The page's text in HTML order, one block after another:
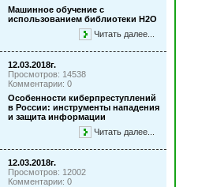
Машинное обучение с
использованием библиотеки Н2О
Читать далее...
12.03.2018г.
Просмотров: 14538
Комментарии: 0
Особенности киберпреступлений
в России: инструменты нападения
и защита информации
Читать далее...
12.03.2018г.
Просмотров: 12002
Комментарии: 0